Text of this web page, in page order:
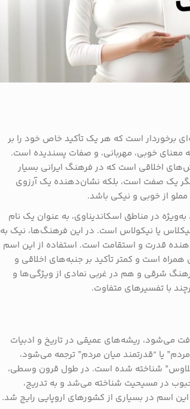
برخوردار است که هر یک تأکید خاص خود را بر
معنای خوبی، مهربانی، و صفات پسندیده است.
اخلاقی است که در فرهنگ ایرانی بسیار
یک صفت است، بلکه نشان‌دهنده یک آرزوی
از خوبی و نیکی باشد.
در مناطق اسکاندیناوی، به عنوان یک نام
یا نیکولاس است. در این فرهنگ‌ها، نیک به
قدرت و استقامت است. استفاده از این اسم
است و کمتر تأکید بر جنبه‌های اخلاقی و
شرقی و هم در غربی نمادی از ویژگی‌ها و
با تفسیرهای متفاوت.
می‌شود، ریشه‌های عمیقی در تاریخ و ادبیات
یا “قدرتمند میان مردم” ترجمه می‌شود،
شناخته شده است. در طول قرون وسطی،
در مسیحیت شناخته می‌شد و به تدریج،
اسم در بسیاری از کشورهای اروپایی رایج شد.